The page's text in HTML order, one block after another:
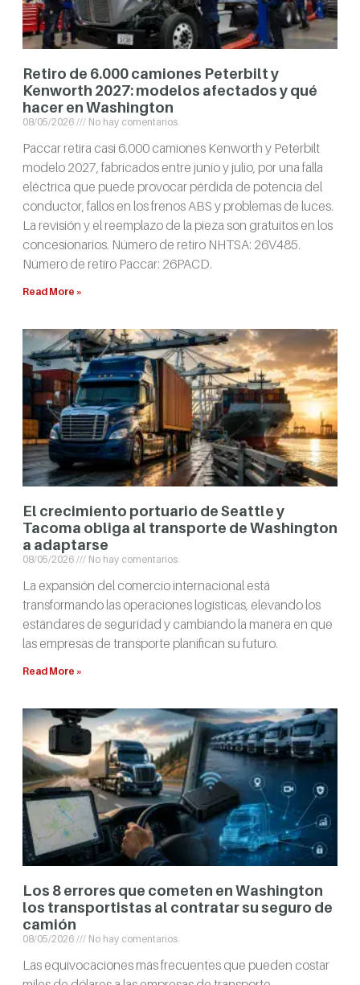
Retiro de 6.000 camiones Peterbilt y
Kenworth 2027: modelos afectados y qué
hacer en Washington
08/05/2026 No hay comentarios
Paccar retira casi 6.000 camiones Kenworth y Peterbilt
modelo 2027, fabricados entre junio y julio, por una falla
eléctrica que puede provocar pérdida de potencia del
conductor, fallos en los frenos ABS y problemas de luces.
La revisión y el reemplazo de la pieza son gratuitos en los
concesionarios. Número de retiro NHTSA: 26V485.
Número de retiro Paccar: 26PACD.
Read More »
El crecimiento portuario de Seattle y
Tacoma obliga al transporte de Washington
a adaptarse
08/05/2026 No hay comentarios
La expansión del comercio internacional está
transformando las operaciones logísticas, elevando los
estándares de seguridad y cambiando la manera en que
las empresas de transporte planifican su futuro.
Read More »
Los 8 errores que cometen en Washington
los transportistas al contratar su seguro de
camión
08/05/2026 No hay comentarios
Las equivocaciones más frecuentes que pueden costar